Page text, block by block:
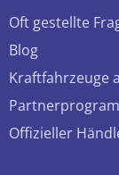
Oft gestellte
Blog
Kraftfahrzeuge
Offizieller